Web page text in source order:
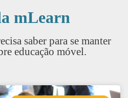
mLearn
saber para se manter
educação móvel.